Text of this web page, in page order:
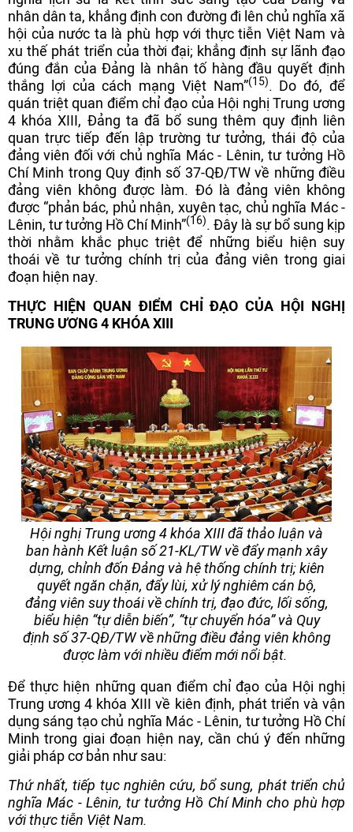
nhân dân ta, khẳng định con đường đi lên chủ nghĩa xã
hội của nước ta là phù hợp với thực tiễn Việt Nam và
xu thế phát triển của thời đại; khẳng định sự lãnh đạo
đúng đắn của Đảng là nhân tố hàng đầu quyết định
thắng lợi của cách mạng Việt Nam”(15). Do đó, để
quán triệt quan điểm chỉ đạo của Hội nghị Trung ương
4 khóa XIII, Đảng ta đã bổ sung thêm quy định liên
quan trực tiếp đến lập trường tư tưởng, thái độ của
đảng viên đối với chủ nghĩa Mác - Lênin, tư tưởng Hồ
Chí Minh trong Quy định số 37-QĐ/TW về những điều
đảng viên không được làm. Đó là đảng viên không
được “phản bác, phủ nhận, xuyên tạc, chủ nghĩa Mác -
Lênin, tư tưởng Hồ Chí Minh”(16). Đây là sự bổ sung kịp
thời nhằm khắc phục triệt để những biểu hiện suy
thoái về tư tưởng chính trị của đảng viên trong giai
đoạn hiện nay.
THỰC HIỆN QUAN ĐIỂM CHỈ ĐẠO CỦA HỘI NGHỊ
TRUNG ƯƠNG 4 KHÓA XIII
Hội nghị Trung ương 4 khóa XIII đã thảo luận và
ban hành Kết luận số 21-KL/TW về đẩy mạnh xây
dựng, chỉnh đốn Đảng và hệ thống chính trị; kiên
quyết ngăn chặn, đẩy lùi, xử lý nghiêm cán bộ,
đảng viên suy thoái về chính trị, đạo đức, lối sống,
biểu hiện “tự diễn biến”, “tự chuyển hóa” và Quy
định số 37-QĐ/TW về những điều đảng viên không
được làm với nhiều điểm mới nổi bật.
Để thực hiện những quan điểm chỉ đạo của Hội nghị
Trung ương 4 khóa XIII về kiên định, phát triển và vận
dụng sáng tạo chủ nghĩa Mác - Lênin, tư tưởng Hồ Chí
Minh trong giai đoạn hiện nay, cần chú ý đến những
giải pháp cơ bản như sau:
Thứ nhất,tiếp tục nghiên cứu, bổ sung, phát triển chủ
nghĩa Mác - Lênin, tư tưởng Hồ Chí Minh cho phù hợp
với thực tiễn Việt Nam.